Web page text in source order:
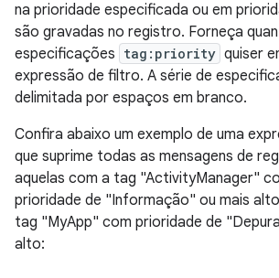
na prioridade especificada ou em
são gravadas no registro. Forneça
especificações tag:priority quiser
expressão de filtro. A série de
delimitada por espaços em branco.
Confira abaixo um exemplo de uma
que suprime todas as mensagens de
aquelas com a tag "ActivityManager"
prioridade de "Informação" ou mais
tag "MyApp" com prioridade de
alto: